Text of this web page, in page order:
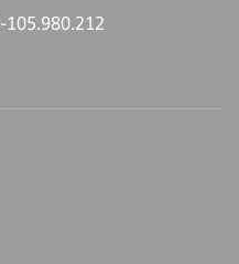
105.980.212